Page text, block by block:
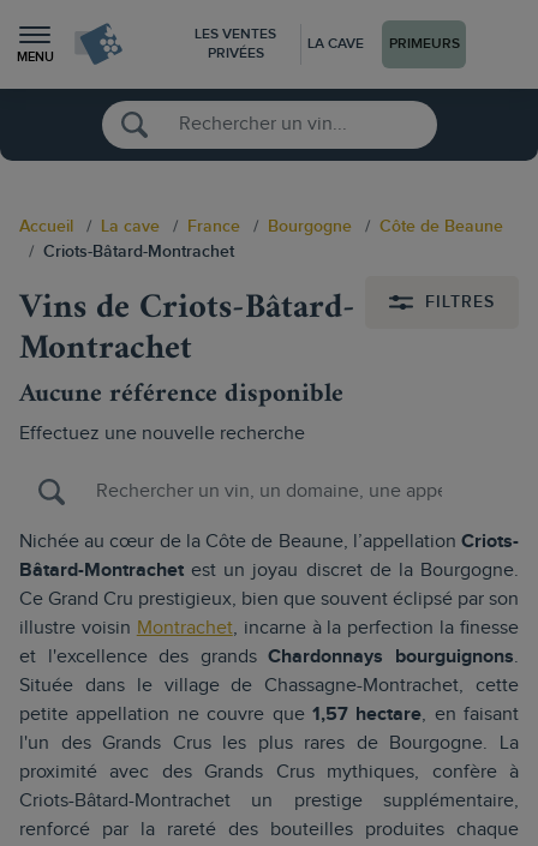
MENU
LES VENTES
PRIVÉES
LA CAVE PRIMEURS
Accueil La cave France Bourgogne
Côte de Beaune
Criots-Bâtard-Montrachet
FILTRES
Vins de Criots-Bâtard-
Montrachet
Aucune référence disponible
Effectuez une nouvelle recherche
Nichée au cœur de la Côte de Beaune, l’appellation Criots-
Bâtard-Montrachet est un joyau discret de la Bourgogne.
Ce Grand Cru prestigieux, bien que souvent éclipsé par son
illustre voisin Montrachet, incarne à la perfection la finesse
et l'excellence des grandsChardonnays bourguignons.
Située dans le village de Chassagne-Montrachet, cette
petite appellation ne couvre que 1,57 hectare, en faisant
l'un des Grands Crus les plus rares de Bourgogne. La
proximité avec des Grands Crus mythiques, confère à
Criots-Bâtard-Montrachet un prestige supplémentaire,
renforcé par la rareté des bouteilles produites chaque